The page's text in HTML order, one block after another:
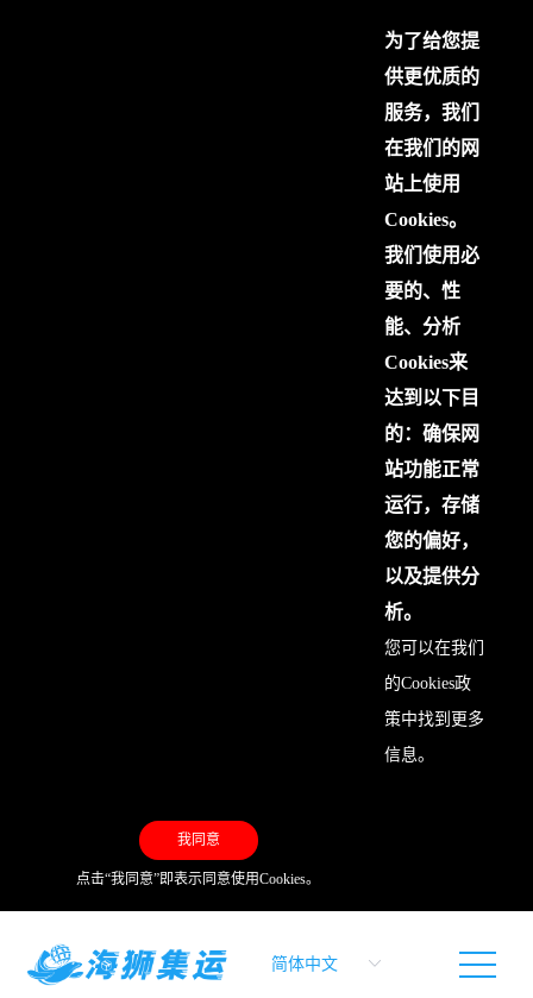
为了给您提
供更优质的
服务，我们
在我们的网
站上使用
Cookies。
我们使用必
要的、性
能、分析
Cookies来
达到以下目
的：确保网
站功能正常
运行，存储
您的偏好，
以及提供分
析。
您可以在我们
的Cookies政
策中找到更多
信息。
我同意
点击“我同意”即表示同意使用Cookies。